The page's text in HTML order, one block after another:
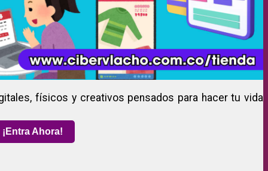
físicos y creativos pensados para hacer tu vida
¡Entra Ahora!